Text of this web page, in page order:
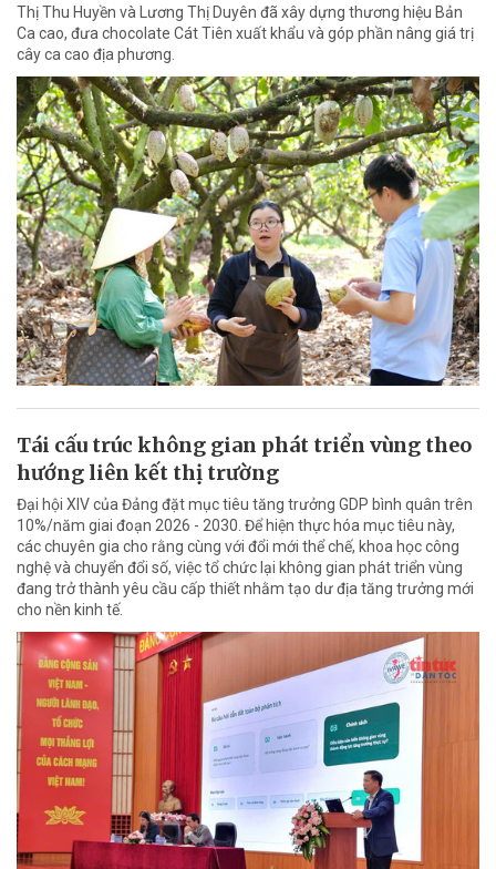
Thị Thu Huyền và Lương Thị Duyên đã xây dựng thương hiệu Bản
Ca cao, đưa chocolate Cát Tiên xuất khẩu và góp phần nâng giá trị
cây ca cao địa phương.
Tái cấu trúc không gian phát triển vùng theo
hướng liên kết thị trường
Đại hội XIV của Đảng đặt mục tiêu tăng trưởng GDP bình quân trên
10%/năm giai đoạn 2026 - 2030. Để hiện thực hóa mục tiêu này,
các chuyên gia cho rằng cùng với đổi mới thể chế, khoa học công
nghệ và chuyển đổi số, việc tổ chức lại không gian phát triển vùng
đang trở thành yêu cầu cấp thiết nhằm tạo dư địa tăng trưởng mới
cho nền kinh tế.